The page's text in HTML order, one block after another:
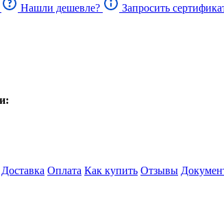
Нашли дешевле?
Запросить
Доставка Оплата Как купить Отзывы